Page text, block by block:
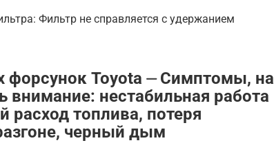
Фильтр не справляется с удержанием
форсунок Toyota ⏤ Симптомы, на
внимание: нестабильная работа
топлива, потеря
черный дым